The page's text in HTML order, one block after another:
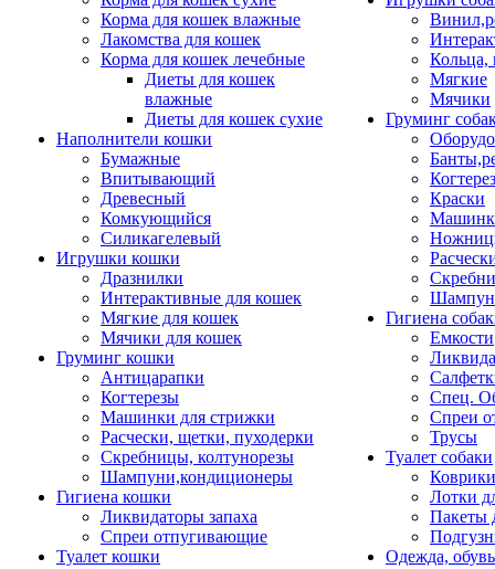
Корма для кошек влажные
Лакомства для кошек
Корма для кошек лечебные
Диеты для кошек
влажные
Диеты для кошек сухие
Наполнители кошки
Бумажные
Впитывающий
Древесный
Комкующийся
Силикагелевый
Игрушки кошки
Дразнилки
Интерактивные для кошек
Мягкие для кошек
Мячики для кошек
Груминг кошки
Антицарапки
Когтерезы
Машинки для стрижки
Расчески, щетки, пуходерки
Скребницы, колтунорезы
Шампуни,кондиционеры
Гигиена кошки
Ликвидаторы запаха
Спреи отпугивающие
Туалет кошки
Кольца,
Мягкие
Мячики
Груминг
Краски
Гигиена
Емкости
Спец.
Спреи
Трусы
Туалет собаки
Коврики
Лотки
Пакеты
Одежда, обувь